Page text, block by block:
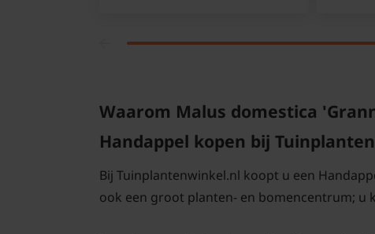
Waarom Malus domestica
Handappel kopen bij
Bij Tuinplantenwinkel.nl koopt u een
ook een groot planten- en bomencentrum; u